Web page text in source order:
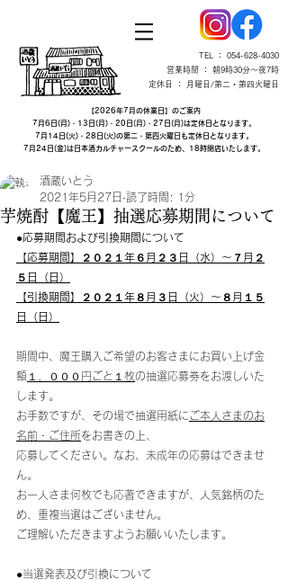
TEL ： 054-628-4030
営業時間 ： 朝9時30分～夜7時
定休日 ： 月曜日/第二・第四火曜日
【2026年7月の休業日】のご案内
7月6日(月)・13日(月)・20日(月)・27日(月)は定休日となります。
7月14日(火)・28日(火)の第二・第四火曜日も定休日となります。
7月24日(金)は日本酒カルチャースクールのため、18時閉店いたします。
芋焼酎【魔王】抽選応募期間について
酒蔵いとう
2021年5月27日 読了時間: 1分
●応募期間および引換期間について
【応募期間】２０２１年６月２３日（水）～７月２
５日（日）
【引換期間】２０２１年８月３日（火）～８月１５
日（日）
期間中、魔王購入ご希望のお客さまにお買い上げ金
額 １，０００円ごと１枚の抽選応募券をお渡しいた
します。
お手数ですが、その場で抽選用紙にご本人さまのお
名前・ご住所をお書きの上、
応募してください。なお、未成年の応募はできませ
ん。
お一人さま何枚でも応著できますが、人気銘柄のた
め、重複当選はございません。
ご理解いただきますようお願いいたします。
●当選発表及び引換について